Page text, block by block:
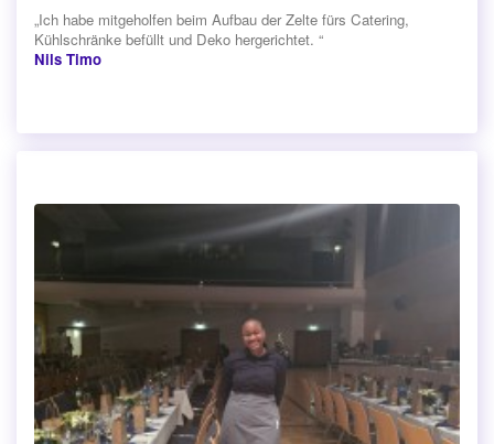
„Ich habe mitgeholfen beim Aufbau der Zelte fürs Catering,
Kühlschränke befüllt und Deko hergerichtet. “
Nils Timo